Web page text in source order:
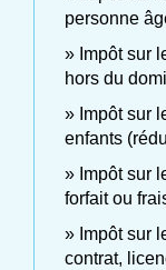
personne
Impôt sur
hors du
Impôt sur
enfants
Impôt sur
forfait ou
Impôt sur
contrat,